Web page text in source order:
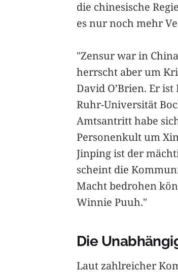
die chinesische
es nur noch mehr
"Zensur war in
herrscht aber um
David O’Brien. Er
Ruhr-Universität
Amtsantritt habe
Personenkult um
Jinping ist der
scheint die
Macht bedrohen
Winnie Puuh."
Die
Laut zahlreicher